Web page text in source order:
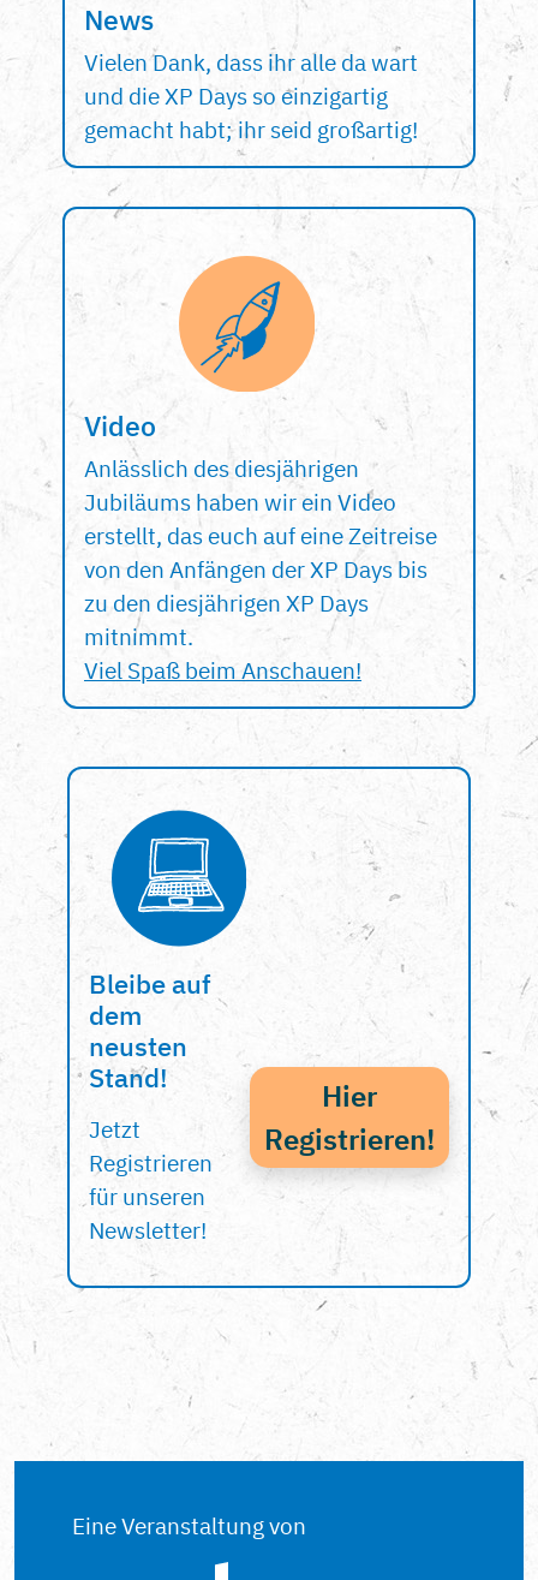
News
Vielen Dank, dass ihr alle da wart
und die XP Days so einzigartig
gemacht habt; ihr seid großartig!
Video
Anlässlich des diesjährigen
Jubiläums haben wir ein Video
erstellt, das euch auf eine Zeitreise
von den Anfängen der XP Days bis
zu den diesjährigen XP Days
mitnimmt.
Viel Spaß beim Anschauen!
Bleibe auf
dem
neusten
Stand!
Jetzt
Registrieren
für unseren
Newsletter!
Hier
Registrieren!
Eine Veranstaltung von